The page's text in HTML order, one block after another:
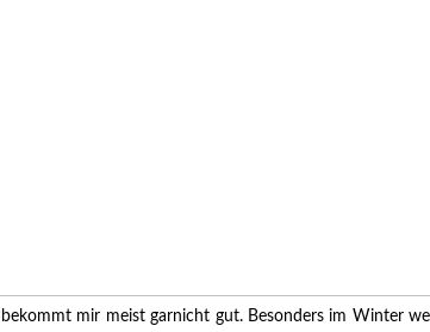
mir meist garnicht gut. Besonders im Winter